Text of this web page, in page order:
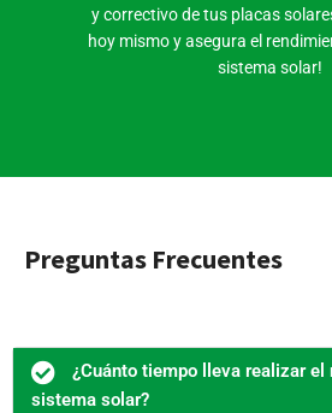
y correctivo de tus placas
hoy mismo y asegura el
sistema solar!
Preguntas Frecuentes
¿Cuánto tiempo lleva realizar
sistema solar?